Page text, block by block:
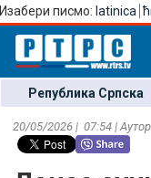
Изабери писмо: latinica
Република Српска
20/05/2026 | 07:54 |